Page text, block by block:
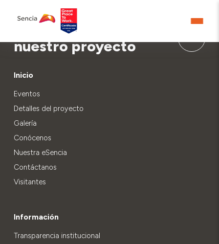
Aprende más sobre
nuestro proyecto
Inicio
Eventos
Detalles del proyecto
Galería
Conócenos
Nuestra eSencia
Contáctanos
Visitantes
Información
Transparencia institucional